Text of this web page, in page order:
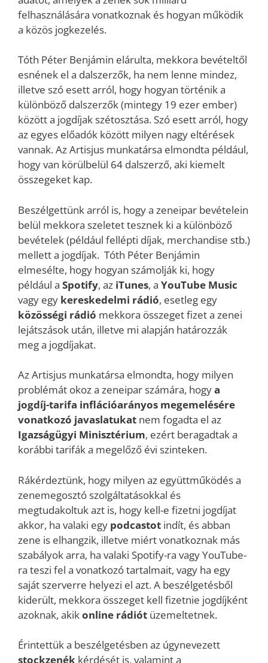
felhasználására vonatkoznak és hogyan működik
a közös jogkezelés.
Tóth Péter Benjámin elárulta, mekkora bevételtől
esnének el a dalszerzők, ha nem lenne mindez,
illetve szó esett arról, hogy hogyan történik a
különböző dalszerzők (mintegy 19 ezer ember)
között a jogdíjak szétosztása. Szó esett arról, hogy
az egyes előadók között milyen nagy eltérések
vannak. Az Artisjus munkatársa elmondta például,
hogy van körülbelül 64 dalszerző, aki kiemelt
összegeket kap.
Beszélgettünk arról is, hogy a zeneipar bevételein
belül mekkora szeletet tesznek ki a különböző
bevételek (például fellépti díjak, merchandise stb.)
mellett a jogdíjak. Tóth Péter Benjámin
elmesélte, hogy hogyan számolják ki, hogy
például a Spotify, az iTunes, a YouTube Music
vagy egy kereskedelmi rádió, esetleg egy
közösségi rádió mekkora összeget fizet a zenei
lejátszások után, illetve mi alapján határozzák
meg a jogdíjakat.
Az Artisjus munkatársa elmondta, hogy milyen
problémát okoz a zeneipar számára, hogya
jogdíj-tarifa inflációarányos megemelésére
vonatkozó javaslatukat nem fogadta el az
Igazságügyi Minisztérium, ezért beragadtak a
korábbi tarifák a megelőző évi szinteken.
Rákérdeztünk, hogy milyen az együttműködés a
zenemegosztó szolgáltatásokkal és
megtudakoltuk azt is, hogy kell-e fizetni jogdíjat
akkor, ha valaki egy podcastot indít, és abban
zene is elhangzik, illetve miért vonatkoznak más
szabályok arra, ha valaki Spotify-ra vagy YouTube-
ra teszi fel a vonatkozó tartalmait, vagy ha egy
saját szerverre helyezi el azt. A beszélgetésből
kiderült, mekkora összeget kell fizetnie jogdíjként
azoknak, akikonline rádiót üzemeltetnek.
Érintettük a beszélgetésben az úgynevezett
stockzenék kérdését is, valamint a